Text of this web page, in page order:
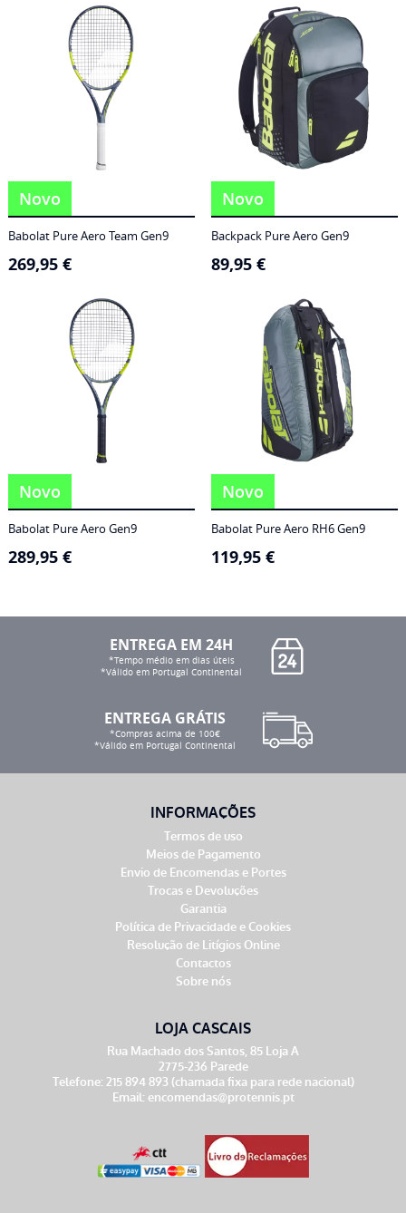
249,95 €
Novo
Babolat Pure Aero Team Gen9
269,95 €
Novo
Backpack Pure Aero Gen9
89,95 €
Novo
Babolat Pure Aero Gen9
289,95 €
Novo
Babolat Pure Aero RH6 Gen9
119,95 €
ENTREGA EM 24H
*Tempo médio em dias úteis
*Válido em Portugal Continental
ENTREGA GRÁTIS
*Compras acima de 100€
*Válido em Portugal Continental
INFORMAÇÕES
Termos de uso
Meios de Pagamento
Envio de Encomendas e Portes
Trocas e Devoluções
Garantia
Política de Privacidade e Cookies
Resolução de Litígios Online
Contactos
Sobre nós
LOJA CASCAIS
Rua Machado dos Santos, 85 Loja A
2775-236 Parede
Telefone: 215 894 893 (chamada fixa para rede nacional)
Email: encomendas@protennis.pt